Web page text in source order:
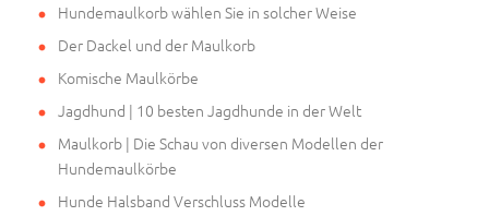
Hundemaulkorb wählen Sie in solcher Weise
Der Dackel und der Maulkorb
Komische Maulkörbe
Jagdhund | 10 besten Jagdhunde in der Welt
Maulkorb | Die Schau von diversen Modellen der
Hundemaulkörbe
Hunde Halsband Verschluss Modelle